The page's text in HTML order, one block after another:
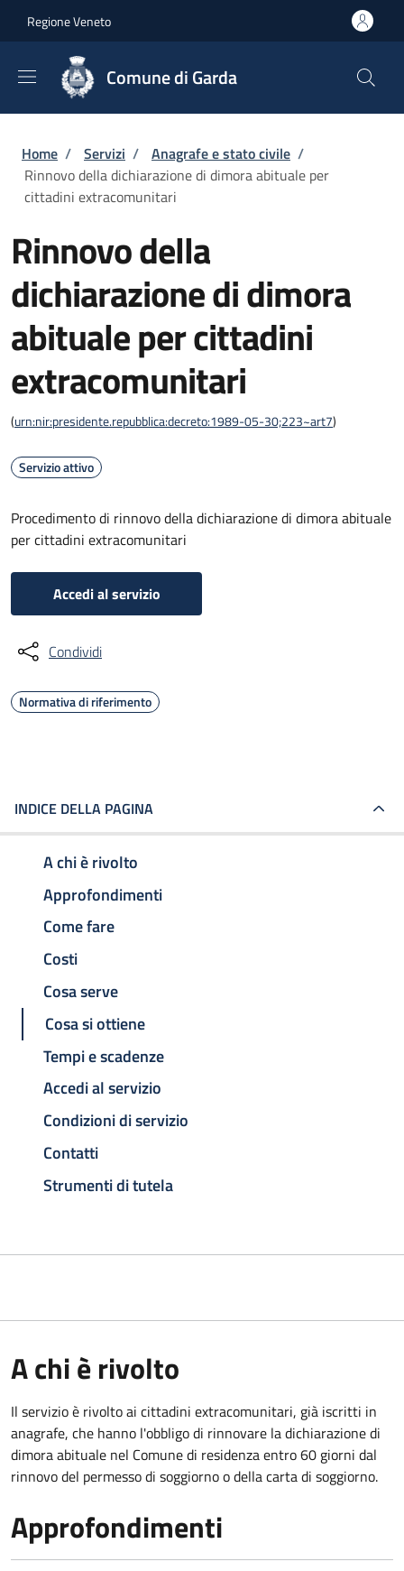
Regione Veneto
Comune di Garda
Briciole di pane
Home / Servizi / Anagrafe e stato civile /
Rinnovo della dichiarazione di dimora abituale per
cittadini extracomunitari
Rinnovo della
dichiarazione di dimora
abituale per cittadini
extracomunitari
(urn:nir:presidente.repubblica:decreto:1989-05-30;223~art7)
Servizio attivo
Procedimento di rinnovo della dichiarazione di dimora abituale
per cittadini extracomunitari
Accedi al servizio
Condividi
Normativa di riferimento
INDICE DELLA PAGINA
A chi è rivolto
Approfondimenti
Come fare
Costi
Cosa serve
Cosa si ottiene
Tempi e scadenze
Accedi al servizio
Condizioni di servizio
Contatti
Strumenti di tutela
A chi è rivolto
Il servizio è rivolto ai cittadini extracomunitari, già iscritti in
anagrafe, che hanno l'obbligo di rinnovare la dichiarazione di
dimora abituale nel Comune di residenza entro 60 giorni dal
rinnovo del permesso di soggiorno o della carta di soggiorno.
Approfondimenti